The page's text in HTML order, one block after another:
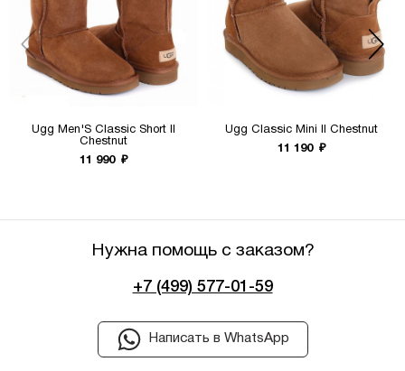
Ugg Men'S Classic Short II
Chestnut
11 990 ₽
Ugg Classic Mini II Chestnut
11 190 ₽
Нужна помощь с заказом?
+7 (499) 577-01-59
Написать в WhatsApp